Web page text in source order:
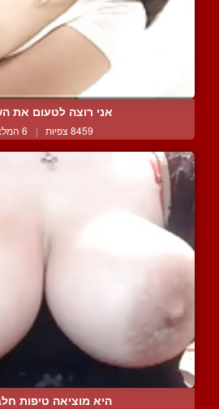
אני רוצה לטעום את
8459 צפיות | 6 המלצות
היא מוציאה טיפות